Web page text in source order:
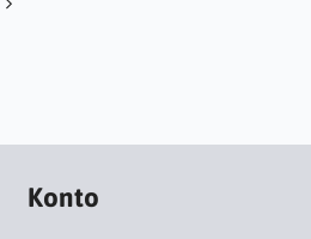
Konto